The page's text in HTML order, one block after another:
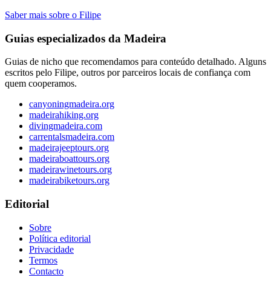
Saber mais sobre o Filipe
Guias especializados da Madeira
Guias de nicho que recomendamos para conteúdo detalhado. Alguns
escritos pelo Filipe, outros por parceiros locais de confiança com
quem cooperamos.
canyoningmadeira.org
madeirahiking.org
divingmadeira.com
carrentalsmadeira.com
madeirajeeptours.org
madeiraboattours.org
madeirawinetours.org
madeirabiketours.org
Editorial
Sobre
Política editorial
Privacidade
Termos
Contacto